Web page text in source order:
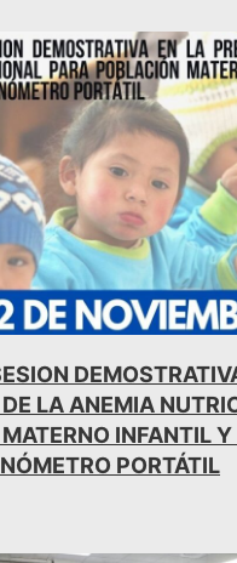
LA ANEMIA
INFANTIL
PORTÁTIL